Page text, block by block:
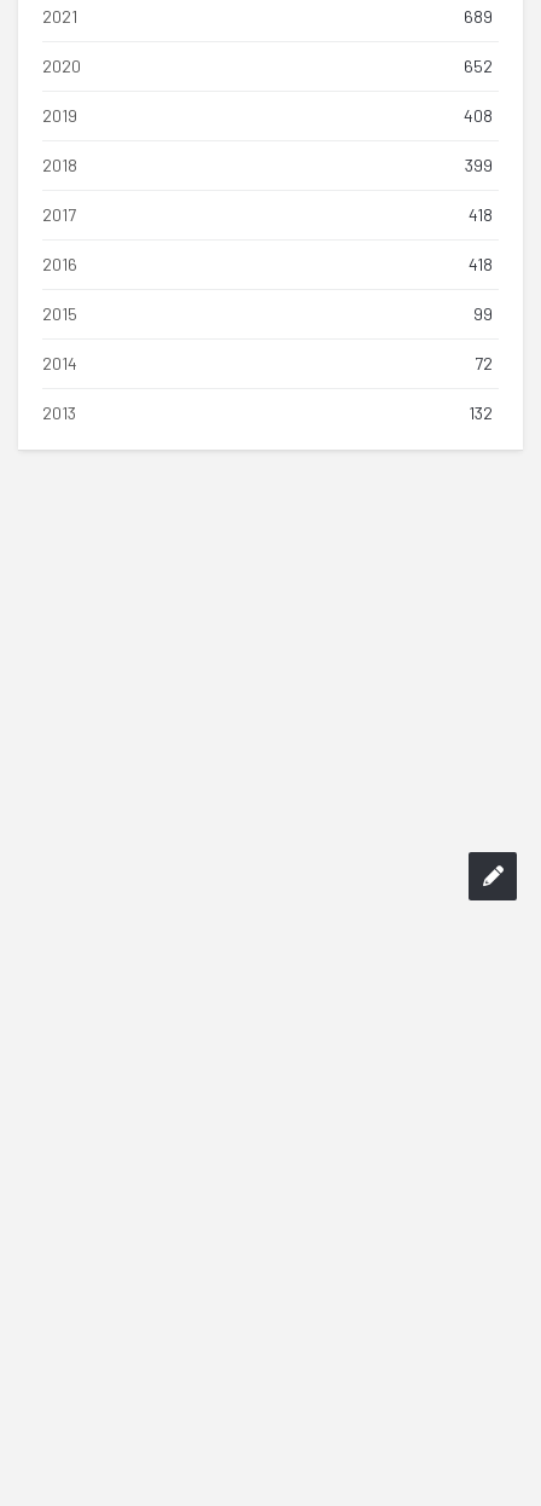
2021 689
2020 652
2019 408
2018 399
2017 418
2016 418
2015 99
2014 72
2013 132